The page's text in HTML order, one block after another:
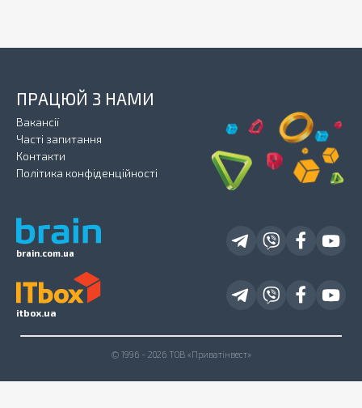
brain.com.ua
ПРАЦЮЙ З НАМИ
Вакансії
Часті запитання
Контакти
Політика конфіденційності
itbox.ua
© 1996 - 2026 ТОВ «Приватінвест»